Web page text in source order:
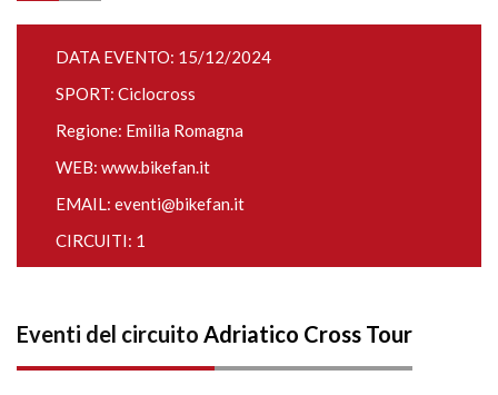
DATA EVENTO: 15/12/2024
SPORT: Ciclocross
Regione: Emilia Romagna
WEB: www.bikefan.it
EMAIL: eventi@bikefan.it
CIRCUITI: 1
Eventi del circuito Adriatico Cross Tour